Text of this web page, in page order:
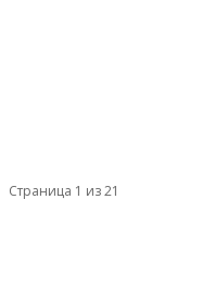
Страница 1 из 21